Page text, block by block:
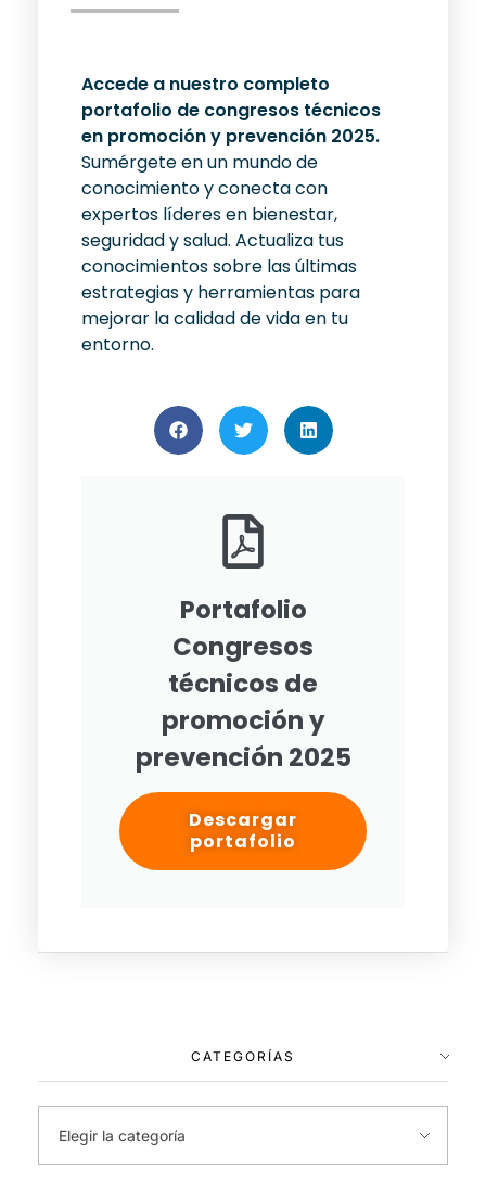
Accede a nuestro completo
portafolio de congresos técnicos
en promoción y prevención 2025.
Sumérgete en un mundo de
conocimiento y conecta con
expertos líderes en bienestar,
seguridad y salud. Actualiza tus
conocimientos sobre las últimas
estrategias y herramientas para
mejorar la calidad de vida en tu
entorno.
Portafolio
Congresos
técnicos de
promoción y
prevención 2025
Descargar
portafolio
CATEGORÍAS